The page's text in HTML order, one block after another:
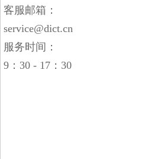
客服邮箱：
service@dict.cn
服务时间：
9：30 - 17：30